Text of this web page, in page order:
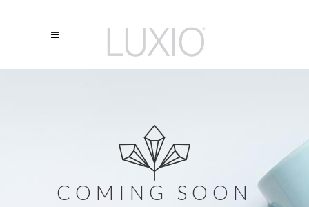
COMING SOON